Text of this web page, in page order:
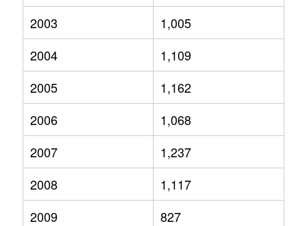
2003
1,005
2004
1,109
2005
1,162
2006
1,068
2007
1,237
2008
1,117
2009
827